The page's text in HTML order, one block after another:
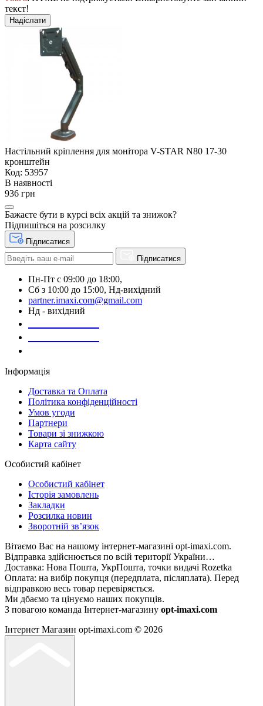
текст!
Надіслати
Настільний кріплення для монітора V-STAR N80 17-30
кронштейн
Код: 53957
В наявності
936 грн
Бажаєте бути в курсі всіх акцій та знижок?
Підпишіться на розсилку
Підписатися
Підписатися
Пн-Пт с 09:00 до 18:00,
Сб з 10:00 до 15:00, Нд-вихідний
partner.imaxi.com@gmail.com
Нд - вихідний
Інформація
Доставка та Оплата
Політика конфіденційності
Умов угоди
Партнери
Товари зі знижкою
Карта сайту
Особистий кабінет
Особистий кабінет
Історія замовлень
Закладки
Розсилка новин
Зворотній зв’язок
Вітаємо Вас на нашому інтернет-магазині opt-imaxi.com.
Відправка здійснюється по всій території України…
Доставка: Нова Пошта, УкрПошта, точки видачі Rozetka
Оплата: на вибір покупця (передплата, післяплата). Перед
відправкою весь товар перевіряється.
Ми дбаємо та цінуємо наших покупців.
З повагою команда Інтернет-магазину opt-imaxi.com
Інтернет Магазин opt-imaxi.com © 2026